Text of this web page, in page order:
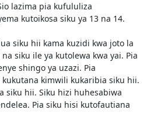
lazima pia kufululiza
kutoikosa siku ya 13 na 14.
siku hii kama kuzidi kwa joto la
siku ile ya kutolewa kwa yai. Pia
shingo ya uzazi. Pia
kimwili kukaribia siku hii.
siku hii. Siku hizi huhesabiwa
Pia siku hisi kutofautiana